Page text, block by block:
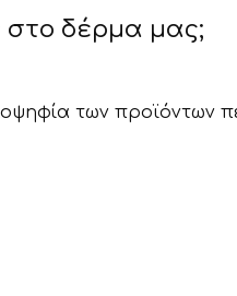
στο δέρμα μας;
των προϊόντων